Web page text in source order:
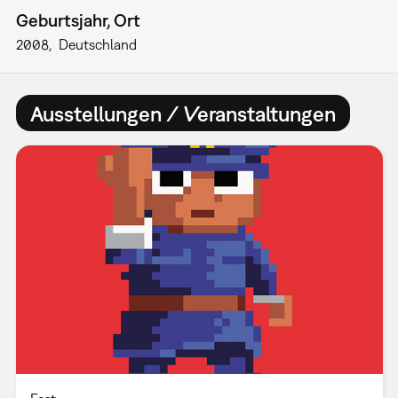
Geburtsjahr, Ort
2008 Deutschland
Ausstellungen / Veranstaltungen